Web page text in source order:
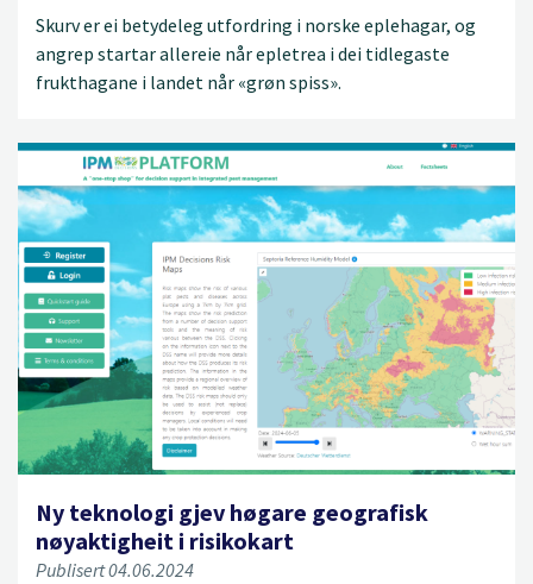
Skurv er ei betydeleg utfordring i norske eplehagar, og
angrep startar allereie når epletrea i dei tidlegaste
frukthagane i landet når «grøn spiss».
Ny teknologi gjev høgare geografisk
nøyaktigheit i risikokart
Publisert 04.06.2024